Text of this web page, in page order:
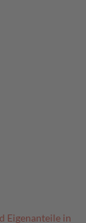
Eigenanteile in